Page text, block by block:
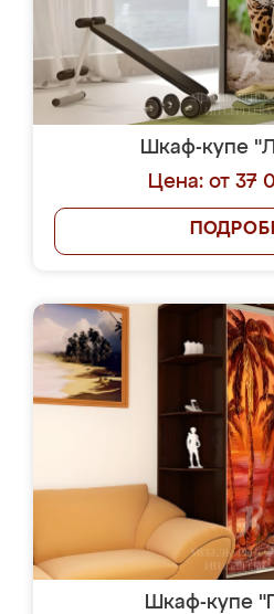
Шкаф-купе
Цена: от 37
Шкаф-купе